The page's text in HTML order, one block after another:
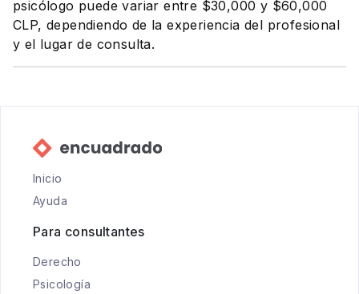
psicólogo puede variar entre $30,000 y $60,000
CLP, dependiendo de la experiencia del profesional
y el lugar de consulta.
Inicio
Ayuda
Para consultantes
Derecho
Psicología